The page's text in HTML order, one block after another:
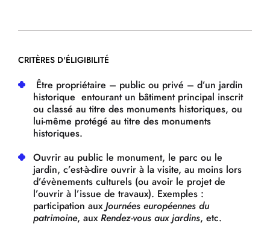
CRITÈRES D'ÉLIGIBILITÉ
Être propriétaire – public ou privé – d’un jardin
historique entourant un bâtiment principal inscrit
ou classé au titre des monuments historiques, ou
lui-même protégé au titre des monuments
historiques.
Ouvrir au public le monument, le parc ou le
jardin, c’est-à-dire ouvrir à la visite, au moins lors
d’évènements culturels (ou avoir le projet de
l’ouvrir à l’issue de travaux). Exemples :
participation auxJournées européennes du
patrimoine, auxRendez-vous aux jardins, etc.